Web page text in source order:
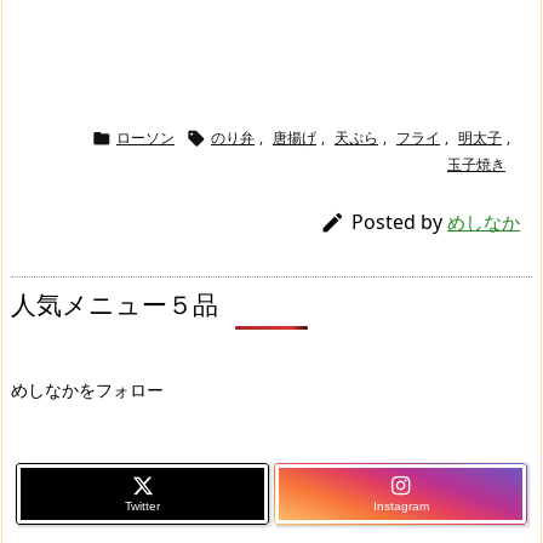
 ローソン  のり弁 , 唐揚げ , 天ぷら , フライ , 明太子 ,
玉子焼き
 Posted by めしなか
人気メニュー５品
めしなかをフォロー
Twitter Instagram